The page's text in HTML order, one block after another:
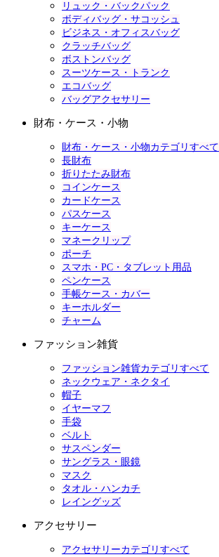
リュック・バックパック
ボディバッグ・サコッシュ
ビジネス・オフィスバッグ
クラッチバッグ
ボストンバッグ
スーツケース・トランク
エコバッグ
バッグアクセサリー
財布・ケース・小物
財布・ケース・小物カテゴリすべて
長財布
折りたたみ財布
コインケース
カードケース
パスケース
キーケース
マネークリップ
ポーチ
スマホ・PC・タブレット用品
ペンケース
手帳ケース・カバー
キーホルダー
チャーム
ファッション雑貨
ファッション雑貨カテゴリすべて
ネックウェア・ネクタイ
帽子
イヤーマフ
手袋
ベルト
サスペンダー
サングラス・眼鏡
マスク
タオル・ハンカチ
レイングッズ
アクセサリー
アクセサリーカテゴリすべて